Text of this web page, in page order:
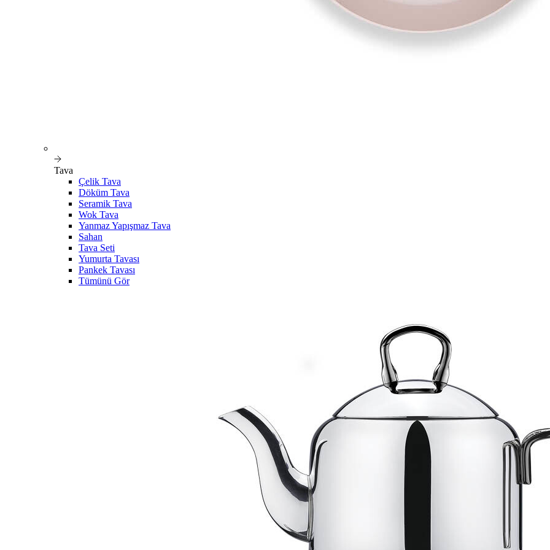
Tava
Çelik Tava
Döküm Tava
Seramik Tava
Wok Tava
Yanmaz Yapışmaz Tava
Sahan
Tava Seti
Yumurta Tavası
Pankek Tavası
Tümünü Gör